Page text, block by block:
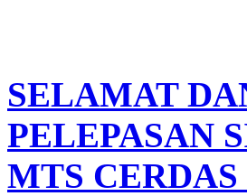
SELAMAT
PELEPASAN
MTS